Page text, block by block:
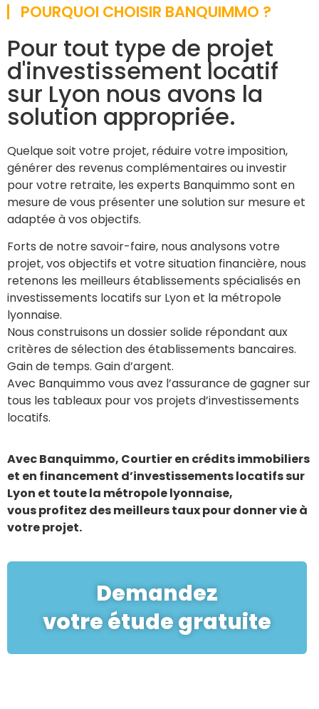
POURQUOI CHOISIR BANQUIMMO ?
Pour tout type de projet
d'investissement locatif
sur Lyon nous avons la
solution appropriée.
Quelque soit votre projet, réduire votre imposition,
générer des revenus complémentaires ou investir
pour votre retraite, les experts Banquimmo sont en
mesure de vous présenter une solution sur mesure et
adaptée à vos objectifs.
Forts de notre savoir-faire, nous analysons votre
projet, vos objectifs et votre situation financière, nous
retenons les meilleurs établissements spécialisés en
investissements locatifs sur Lyon et la métropole
lyonnaise.
Nous construisons un dossier solide répondant aux
critères de sélection des établissements bancaires.
Gain de temps. Gain d’argent.
Avec Banquimmo vous avez l’assurance de gagner sur
tous les tableaux pour vos projets d’investissements
locatifs.
Avec Banquimmo, Courtier en crédits immobiliers
et en financement d’investissements locatifs sur
Lyon et toute la métropole lyonnaise,
vous profitez des meilleurs taux pour donner vie à
votre projet.
Demandez
votre étude gratuite